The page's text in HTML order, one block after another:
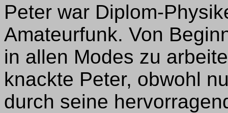
Peter war Diplom-
Amateurfunk. Von
in allen Modes zu
knackte Peter, obwohl
durch seine